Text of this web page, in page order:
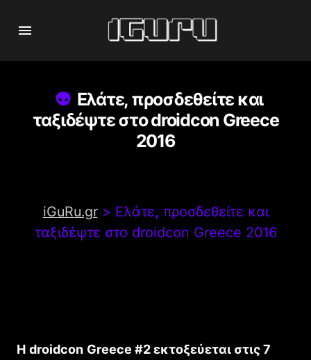
Ελάτε, προσδεθείτε και
ταξιδέψτε στο droidcon Greece
2016
iGuRu.gr> Ελάτε, προσδεθείτε και
ταξιδέψτε στο droidcon Greece 2016
H droidcon Greece #2 εκτοξεύεται στις 7